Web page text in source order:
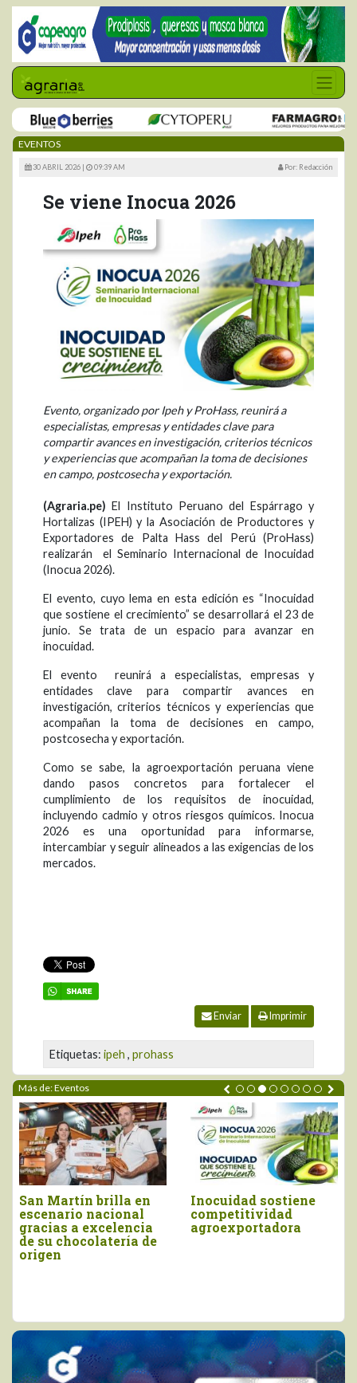
EVENTOS
30 ABRIL 2026 | 09:39 AM Por: Redacción
Se viene Inocua 2026
Evento, organizado por Ipeh y ProHass, reunirá a
especialistas, empresas y entidades clave para
compartir avances en investigación, criterios técnicos
y experiencias que acompañan la toma de decisiones
en campo, postcosecha y exportación.
(Agraria.pe) El Instituto Peruano del Espárrago y
Hortalizas (IPEH) y la Asociación de Productores y
Exportadores de Palta Hass del Perú (ProHass)
realizarán el Seminario Internacional de Inocuidad
(Inocua 2026).
El evento, cuyo lema en esta edición es “Inocuidad
que sostiene el crecimiento” se desarrollará el 23 de
junio. Se trata de un espacio para avanzar en
inocuidad.
El evento reunirá a especialistas, empresas y
entidades clave para compartir avances en
investigación, criterios técnicos y experiencias que
acompañan la toma de decisiones en campo,
postcosecha y exportación.
Como se sabe, la agroexportación peruana viene
dando pasos concretos para fortalecer el
cumplimiento de los requisitos de inocuidad,
incluyendo cadmio y otros riesgos químicos. Inocua
2026 es una oportunidad para informarse,
intercambiar y seguir alineados a las exigencias de los
mercados.
Enviar Imprimir
Etiquetas: ipeh , prohass
Más de: Eventos
San Martín brilla en
escenario nacional
gracias a excelencia
de su chocolatería de
origen
Inocuidad sostiene
competitividad
agroexportadora